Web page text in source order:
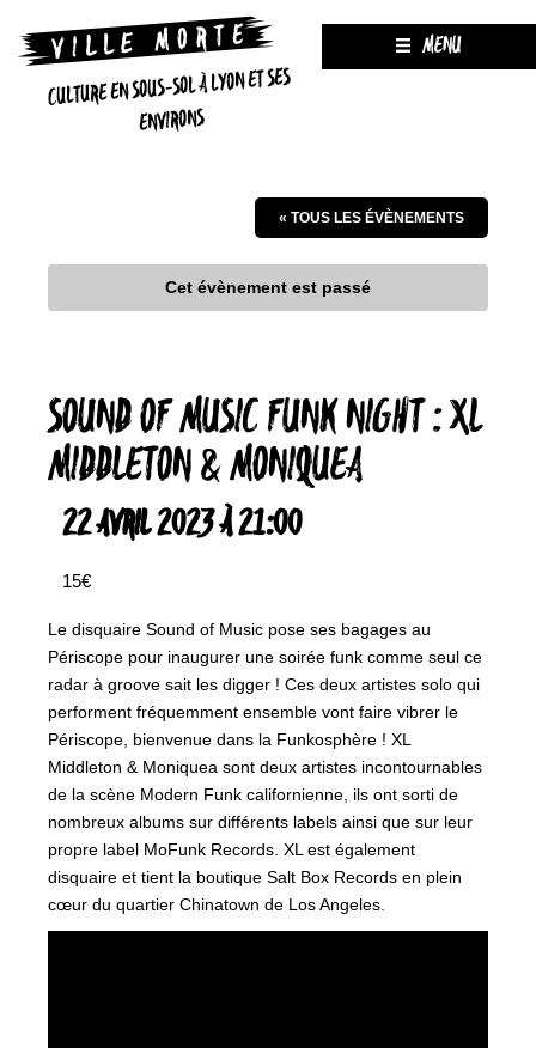
CULTURE EN SOUS-SOL À LYON ET SES
ENVIRONS
MENU
« TOUS LES ÉVÈNEMENTS
Cet évènement est passé
SOUND OF MUSIC FUNK NIGHT : XL
MIDDLETON & MONIQUEA
22 AVRIL 2023 À 21:00
15€
Le disquaire Sound of Music pose ses bagages au
Périscope pour inaugurer une soirée funk comme seul ce
radar à groove sait les digger ! Ces deux artistes solo qui
performent fréquemment ensemble vont faire vibrer le
Périscope, bienvenue dans la Funkosphère ! XL
Middleton & Moniquea sont deux artistes incontournables
de la scène Modern Funk californienne, ils ont sorti de
nombreux albums sur différents labels ainsi que sur leur
propre label MoFunk Records. XL est également
disquaire et tient la boutique Salt Box Records en plein
cœur du quartier Chinatown de Los Angeles.